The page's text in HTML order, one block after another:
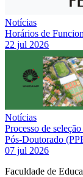
Notícias
Horários de
22 jul 2026
Notícias
Processo de
Pós-Doutorado
07 jul 2026
Faculdade de